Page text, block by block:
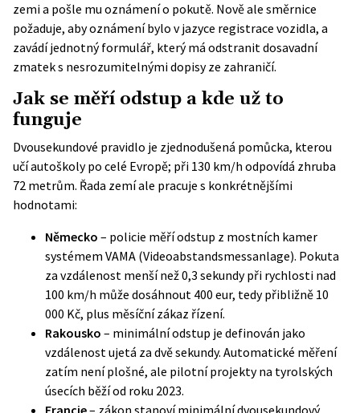
zemi a pošle mu oznámení o pokutě. Nově ale směrnice
požaduje, aby oznámení bylo v jazyce registrace vozidla, a
zavádí jednotný formulář, který má odstranit dosavadní
zmatek s nesrozumitelnými dopisy ze zahraničí.
Jak se měří odstup a kde už to
funguje
Dvousekundové pravidlo je zjednodušená pomůcka, kterou
učí autoškoly po celé Evropě; při 130 km/h odpovídá zhruba
72 metrům. Řada zemí ale pracuje s konkrétnějšími
hodnotami:
Německo – policie měří odstup z mostních kamer
systémem VAMA (Videoabstandsmessanlage). Pokuta
za vzdálenost menší než 0,3 sekundy při rychlosti nad
100 km/h může dosáhnout 400 eur, tedy přibližně 10
000 Kč, plus měsíční zákaz řízení.
Rakousko – minimální odstup je definován jako
vzdálenost ujetá za dvě sekundy. Automatické měření
zatím není plošné, ale pilotní projekty na tyrolských
úsecích běží od roku 2023.
Francie– zákon stanoví minimální dvousekundový